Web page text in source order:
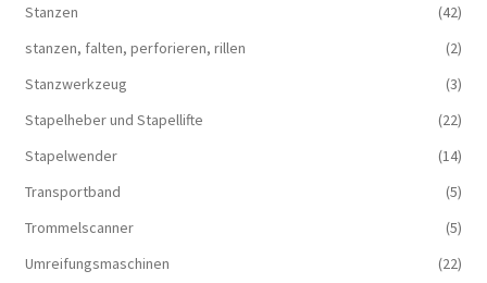
Stanzen
(42)
stanzen, falten, perforieren, rillen
(2)
Stanzwerkzeug
(3)
Stapelheber und Stapellifte
(22)
Stapelwender
(14)
Transportband
(5)
Trommelscanner
(5)
Umreifungsmaschinen
(22)